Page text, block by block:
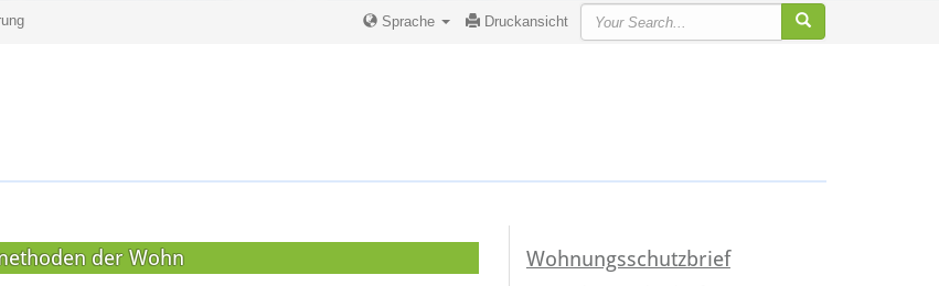
Druckansicht
Sprache
der Wohn Wohnungsschutzbrief